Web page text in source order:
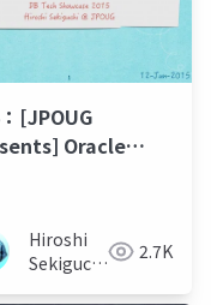
[JPOUG
Oracle
ン「なーんで
」再び @ db tech
2015 Tokyo
Hiroshi
Sekiguchi
2.7K